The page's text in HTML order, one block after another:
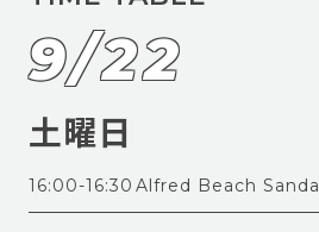
9/22
土曜日
16:00-16:30 Alfred Beach Sandal